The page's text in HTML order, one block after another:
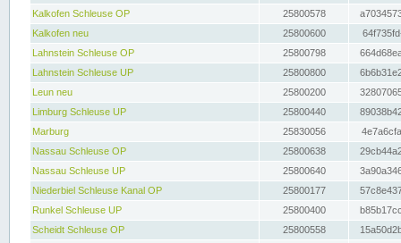
Kalkofen Schleuse OP
25800578
Kalkofen neu
25800600
Lahnstein Schleuse OP
25800798
Lahnstein Schleuse UP
25800800
Leun neu
25800200
Limburg Schleuse UP
25800440
Marburg
25830056
Nassau Schleuse OP
25800638
Nassau Schleuse UP
25800640
Niederbiel Schleuse Kanal OP
25800177
Runkel Schleuse UP
25800400
Scheidt Schleuse OP
25800558